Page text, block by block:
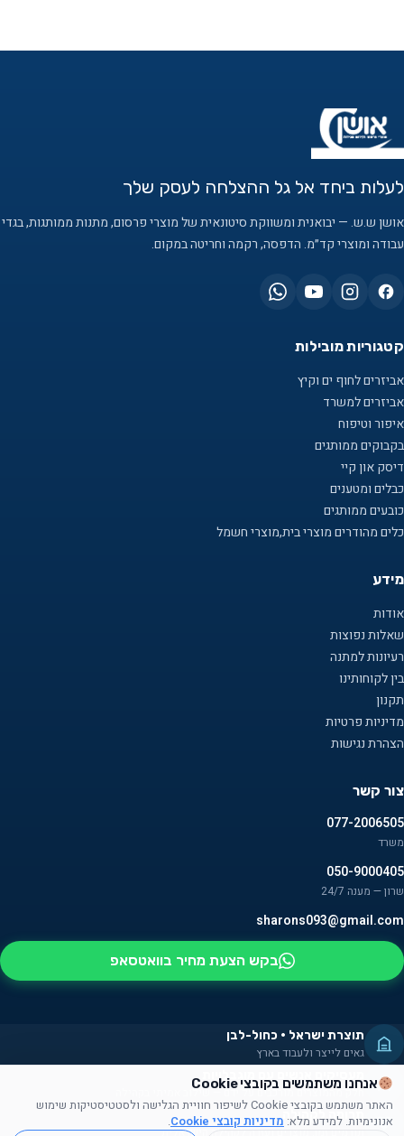
לעלות ביחד אל גל ההצלחה לעסק שלך
אושן ש.ש. — יבואנית ומשווקת סיטונאית של מוצרי פרסום, מתנות ממותגות, בגדי
עבודה ומוצרי קד״מ. הדפסה, רקמה וחריטה במקום.
קטגוריות מובילות
אביזרים לחוף ים וקיץ
אביזרים למשרד
איפור וטיפוח
בקבוקים ממותגים
דיסק און קיי
כבלים ומטענים
כובעים ממותגים
כלים מהודרים מוצרי בית,מוצרי חשמל
מידע
אודות
שאלות נפוצות
רעיונות למתנה
בין לקוחותינו
תקנון
מדיניות פרטיות
הצהרת נגישות
צור קשר
077-2006505
משרד
050-9000405
שרון — מענה 24/7
sharons093@gmail.com
בקש הצעת מחיר בוואטסאפ
תוצרת ישראל · כחול-לבן
גאים לייצר ולעבוד בארץ
מעסיקים אנשים עם מוגבלויות
חלק מהמוצרים מורכבים על ידם — שילוב אמיתי בקהילה
תרומה לקהילה
תורמים זמן, מוצרים ועזרה לקהילה הישראלית
אנחנו משתמשים בקובצי Cookie
האתר משתמש בקובצי Cookie לשיפור חוויית הגלישה ולסטטיסטיקות שימוש
אנונימיות. למידע מלא: מדיניות קובצי Cookie .